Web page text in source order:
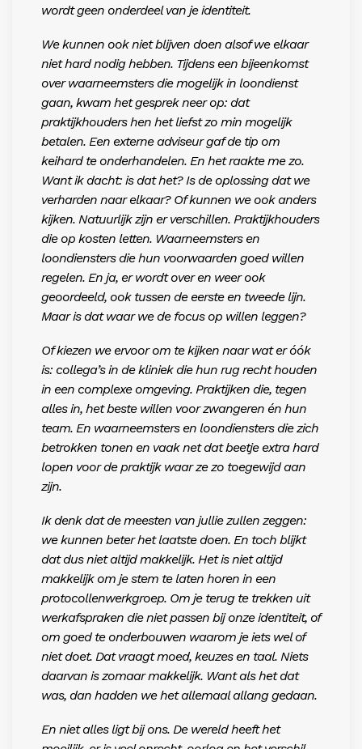
wordt geen onderdeel van je identiteit.
We kunnen ook niet blijven doen alsof we elkaar
niet hard nodig hebben. Tijdens een bijeenkomst
over waarneemsters die mogelijk in loondienst
gaan, kwam het gesprek neer op: dat
praktijkhouders hen het liefst zo min mogelijk
betalen. Een externe adviseur gaf de tip om
keihard te onderhandelen. En het raakte me zo.
Want ik dacht: is dat het? Is de oplossing dat we
verharden naar elkaar? Of kunnen we ook anders
kijken. Natuurlijk zijn er verschillen. Praktijkhouders
die op kosten letten. Waarneemsters en
loondiensters die hun voorwaarden goed willen
regelen. En ja, er wordt over en weer ook
geoordeeld, ook tussen de eerste en tweede lijn.
Maar is dat waar we de focus op willen leggen?
Of kiezen we ervoor om te kijken naar wat er óók
is: collega’s in de kliniek die hun rug recht houden
in een complexe omgeving. Praktijken die, tegen
alles in, het beste willen voor zwangeren én hun
team. En waarneemsters en loondiensters die zich
betrokken tonen en vaak net dat beetje extra hard
lopen voor de praktijk waar ze zo toegewijd aan
zijn.
Ik denk dat de meesten van jullie zullen zeggen:
we kunnen beter het laatste doen. En toch blijkt
dat dus niet altijd makkelijk. Het is niet altijd
makkelijk om je stem te laten horen in een
protocollenwerkgroep. Om je terug te trekken uit
werkafspraken die niet passen bij onze identiteit, of
om goed te onderbouwen waarom je iets wel of
niet doet. Dat vraagt moed, keuzes en taal. Niets
daarvan is zomaar makkelijk. Want als het dat
was, dan hadden we het allemaal allang gedaan.
En niet alles ligt bij ons. De wereld heeft het